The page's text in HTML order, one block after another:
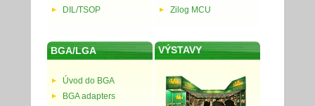
DIL/TSOP
Zilog MCU
BGA/LGA
Úvod do BGA
BGA adapters
VÝSTAVY